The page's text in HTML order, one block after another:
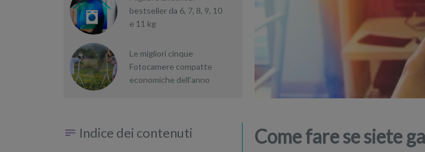
bestseller da 6, 7, 8, 9, 10
e 11 kg
Le migliori cinque
Fotocamere compatte
economiche dell'anno
Indice dei contenuti
Come fare se siete